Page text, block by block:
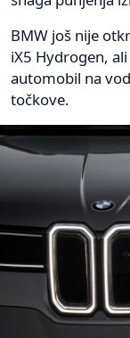
BMW još nije
iX5 Hydrogen,
automobil na
točkove.